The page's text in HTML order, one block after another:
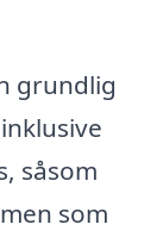
grundlig
såsom
som